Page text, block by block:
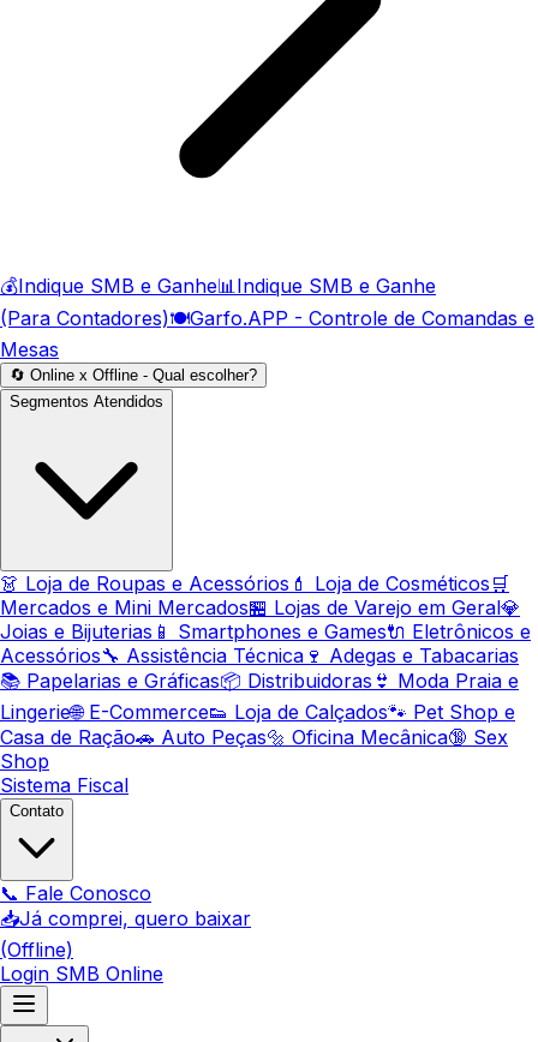
💰Indique SMB e Ganhe📊Indique SMB e Ganhe
(Para Contadores)🍽️Garfo.APP - Controle de Comandas e
Mesas
🔄 Online x Offline - Qual escolher?
Segmentos Atendidos
👗 Loja de Roupas e Acessórios 💄 Loja de Cosméticos 🛒
Mercados e Mini Mercados🏪 Lojas de Varejo em Geral💎
Joias e Bijuterias 📱 Smartphones e Games🔌 Eletrônicos e
Acessórios🔧 Assistência Técnica 🍷 Adegas e Tabacarias
📚 Papelarias e Gráficas📦 Distribuidoras 👙 Moda Praia e
Lingerie🌐 E-Commerce👟 Loja de Calçados🐾 Pet Shop e
Casa de Ração🚗 Auto Peças🔩 Oficina Mecânica🔞 Sex
Shop
Sistema Fiscal
Contato
📞 Fale Conosco
📥Já comprei, quero baixar
(Offline)
Login SMB Online